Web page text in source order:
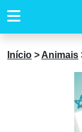
Início > Animais